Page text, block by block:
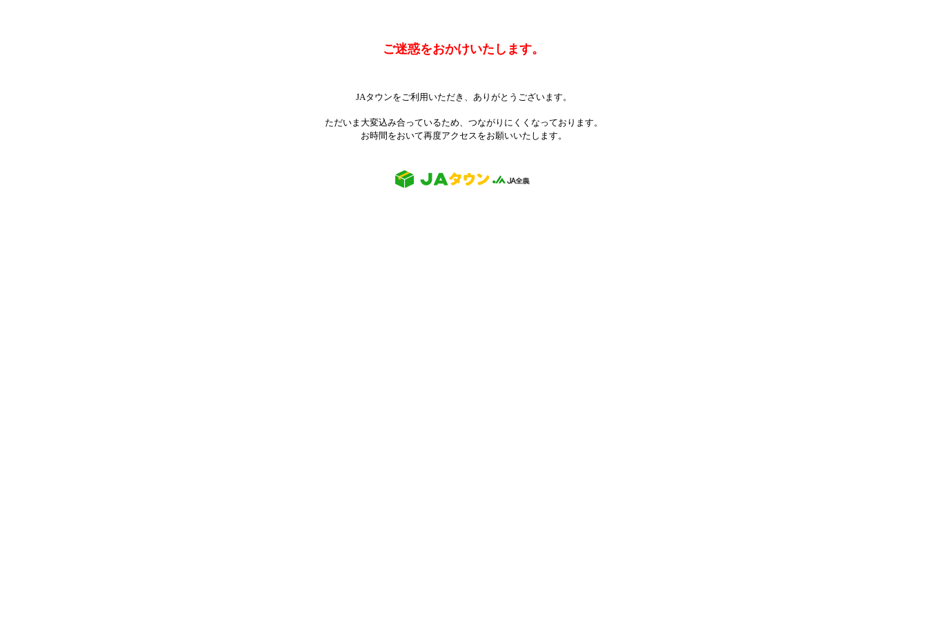
ご迷惑をおかけいたします。
JAタウンをご利用いただき、ありがとうございます。
ただいま大変込み合っているため、つながりにくくなっております。
お時間をおいて再度アクセスをお願いいたします。